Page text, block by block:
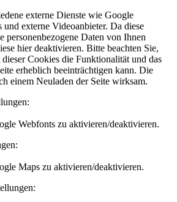
externe Dienste wie Google
externe Videoanbieter. Da diese
personenbezogene Daten von Ihnen
hier deaktivieren. Bitte beachten Sie,
Cookies die Funktionalität und das
erheblich beeinträchtigen kann. Die
einem Neuladen der Seite wirksam.
Webfonts zu aktivieren/deaktivieren.
Maps zu aktivieren/deaktivieren.